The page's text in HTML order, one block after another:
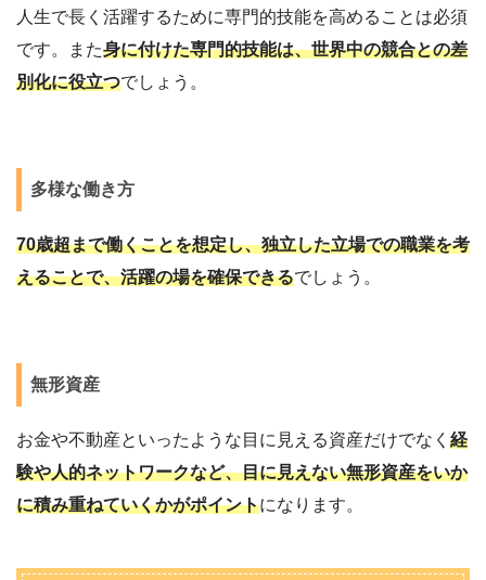
人生で長く活躍するために専門的技能を高めることは必須
です。また身に付けた専門的技能は、世界中の競合との差
別化に役立つでしょう。
多様な働き方
70歳超まで働くことを想定し、独立した立場での職業を考
えることで、活躍の場を確保できるでしょう。
無形資産
お金や不動産といったような目に見える資産だけでなく 経
験や人的ネットワークなど、目に見えない無形資産をいか
に積み重ねていくかがポイントになります。